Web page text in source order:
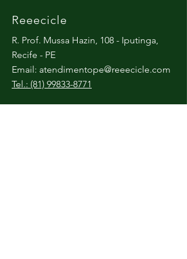
Reeecicle
R. Prof. Mussa Hazin, 108 - Iputinga,
Recife - PE
Email: atendimentope@reeecicle.com
Tel.: (81) 99833-8771